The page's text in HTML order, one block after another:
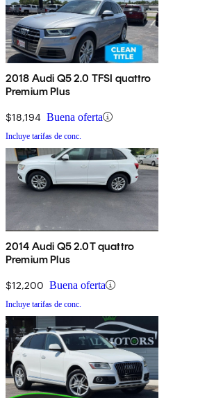
2018 Audi Q5 2.0 TFSI quattro
Premium Plus
$18,194 Buena oferta
Incluye tarifas de conc.
2014 Audi Q5 2.0T quattro
Premium Plus
$12,200 Buena oferta
Incluye tarifas de conc.